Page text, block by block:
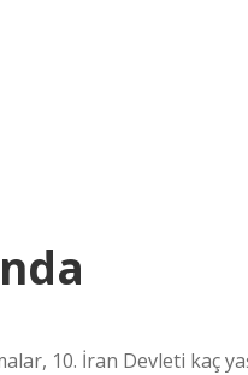
10. İran Devleti kaç